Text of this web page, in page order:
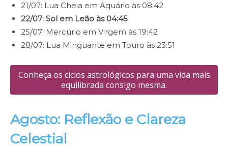
21/07: Lua Cheia em Aquário às 08:42
22/07: Sol em Leão às 04:45
25/07: Mercúrio em Virgem às 19:42
28/07: Lua Minguante em Touro às 23:51
Conheça os ciclos astrológicos para uma vida mais
equilibrada consigo mesma.
Agosto: Reflexão e Clareza
Celestial